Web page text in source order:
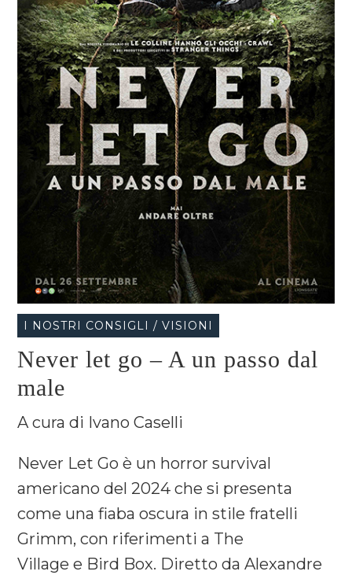
I NOSTRI CONSIGLI / VISIONI
Never let go – A un passo dal
male
A cura di Ivano Caselli
Never Let Go è un horror survival
americano del 2024 che si presenta
come una fiaba oscura in stile fratelli
Grimm, con riferimenti a The
Village e Bird Box. Diretto da Alexandre